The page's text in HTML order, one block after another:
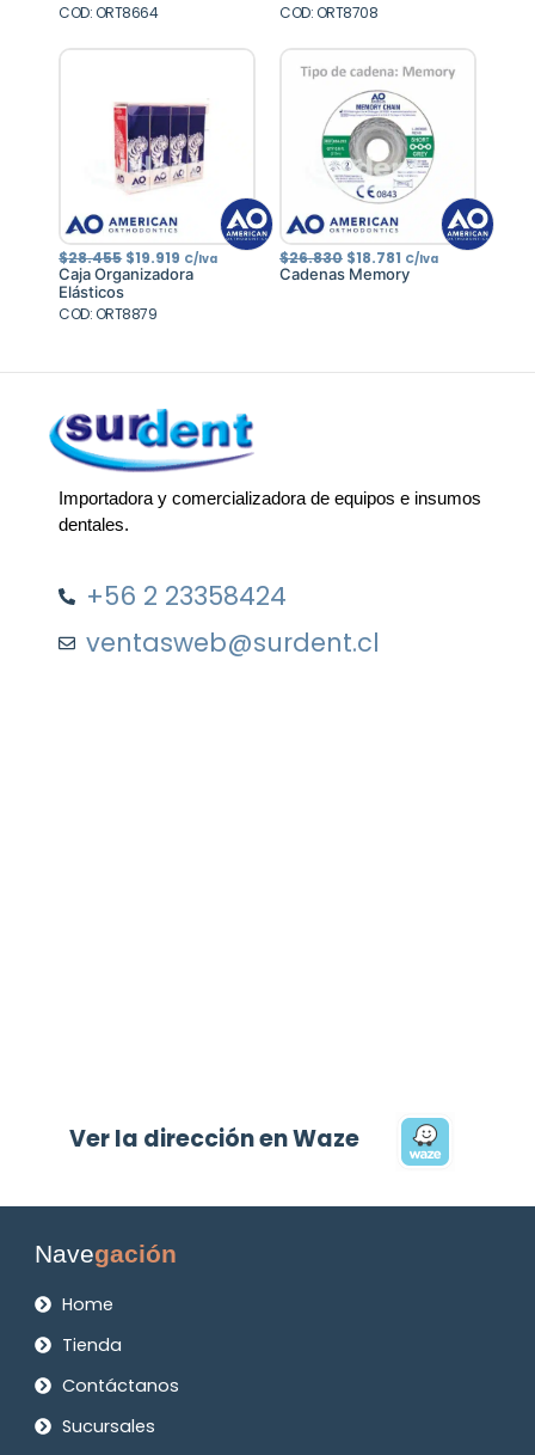
$189.900.
COD: ORT8664 $4.410.
COD: ORT8708
$28.455 El
precio
original
$28.455.
$19.919 El
precio
actual
C/Iva
Caja Organizadora
Elásticos
COD: ORT8879
$26.830 El
precio
original
$18.781 El
precio
actual
C/Iva
Cadenas Memory
Importadora y comercializadora de equipos e insumos
dentales.
+56 2 23358424
ventasweb@surdent.cl
Ver la dirección en Waze
Navegación
Home
Tienda
Contáctanos
Sucursales